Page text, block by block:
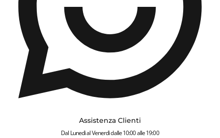
Assistenza Clienti
Dal Lunedì al Venerdì dalle 10:00 alle 19:00